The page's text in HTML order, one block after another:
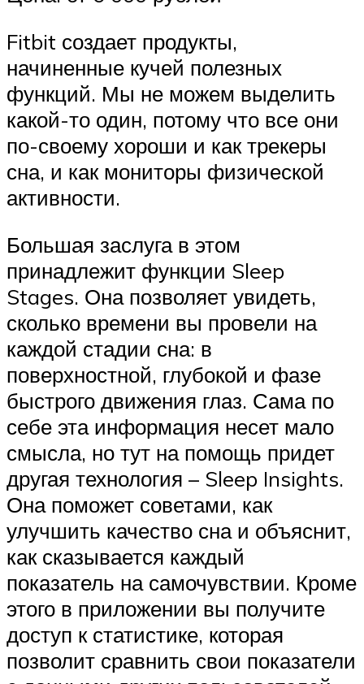
Fitbit создает продукты,
начиненные кучей полезных
функций. Мы не можем выделить
какой-то один, потому что все они
по-своему хороши и как трекеры
сна, и как мониторы физической
активности.
Большая заслуга в этом
принадлежит функции Sleep
Stages. Она позволяет увидеть,
сколько времени вы провели на
каждой стадии сна: в
поверхностной, глубокой и фазе
быстрого движения глаз. Сама по
себе эта информация несет мало
смысла, но тут на помощь придет
другая технология – Sleep Insights.
Она поможет советами, как
улучшить качество сна и объяснит,
как сказывается каждый
показатель на самочувствии. Кроме
этого в приложении вы получите
доступ к статистике, которая
позволит сравнить свои показатели